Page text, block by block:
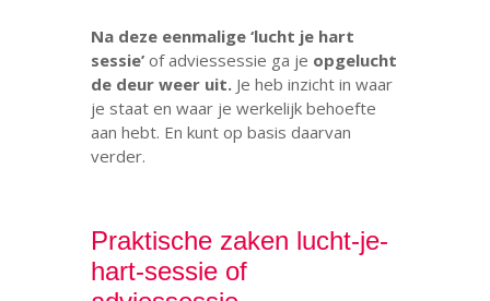
Na deze eenmalige ‘lucht je hart
sessie’ of adviessessie ga je opgelucht
de deur weer uit. Je heb inzicht in waar
je staat en waar je werkelijk behoefte
aan hebt. En kunt op basis daarvan
verder.
Praktische zaken lucht-je-
hart-sessie of